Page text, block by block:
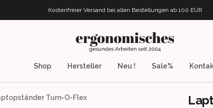
Kostenfreier Versand bei allen Bestellungen ab 100 EUR
ergonomisches.de
Shop Hersteller Neu ! Sale%
Turn-O-Flex